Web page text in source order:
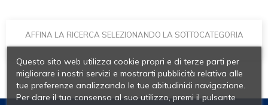
AFFINA LA RICERCA SELEZIONANDO LA SOTTOCATEGORIA
Questo sito web utilizza cookie propri e di terze parti per
migliorare i nostri servizi e mostrarti pubblicità relativa alle
tue preferenze analizzando le tue abitudinidi navigazione.
Per dare il tuo consenso al suo utilizzo, premi il pulsante